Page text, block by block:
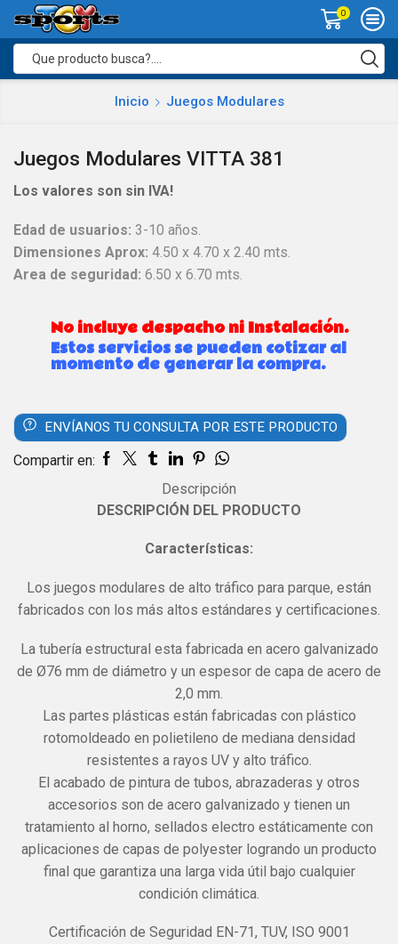
0
input
Inicio Juegos Modulares
Juegos Modulares VITTA 381
Los valores son sin IVA!
Edad de usuarios: 3-10 años.
Dimensiones Aprox: 4.50 x 4.70 x 2.40 mts.
Area de seguridad: 6.50 x 6.70 mts.
No incluye despacho ni Instalación.
Estos servicios se pueden cotizar al
momento de generar la compra.
ENVÍANOS TU CONSULTA POR ESTE PRODUCTO
Compartir en:
Descripción
DESCRIPCIÓN DEL PRODUCTO
Características:
Los juegos modulares de alto tráfico para parque, están
fabricados con los más altos estándares y certificaciones.
La tubería estructural esta fabricada en acero galvanizado
de Ø76 mm de diámetro y un espesor de capa de acero de
2,0 mm.
Las partes plásticas están fabricadas con plástico
rotomoldeado en polietileno de mediana densidad
resistentes a rayos UV y alto tráfico.
El acabado de pintura de tubos, abrazaderas y otros
accesorios son de acero galvanizado y tienen un
tratamiento al horno, sellados electro estáticamente con
aplicaciones de capas de polyester logrando un producto
final que garantiza una larga vida útil bajo cualquier
condición climática.
Certificación de Seguridad EN-71, TUV, ISO 9001